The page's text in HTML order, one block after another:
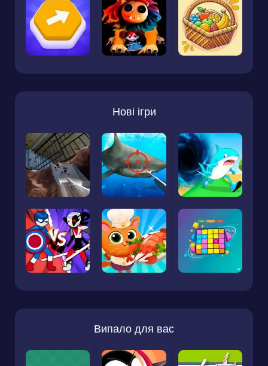
Нові ігри
Випало для вас